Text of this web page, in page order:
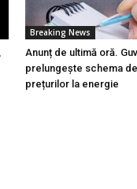
Breaking News
Anunț de ultimă oră.
prelungește schema
prețurilor la energie